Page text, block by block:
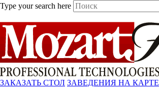
Type your search here
ЗАКАЗАТЬ СТОЛ ЗАВЕДЕНИЯ НА КАРТЕ